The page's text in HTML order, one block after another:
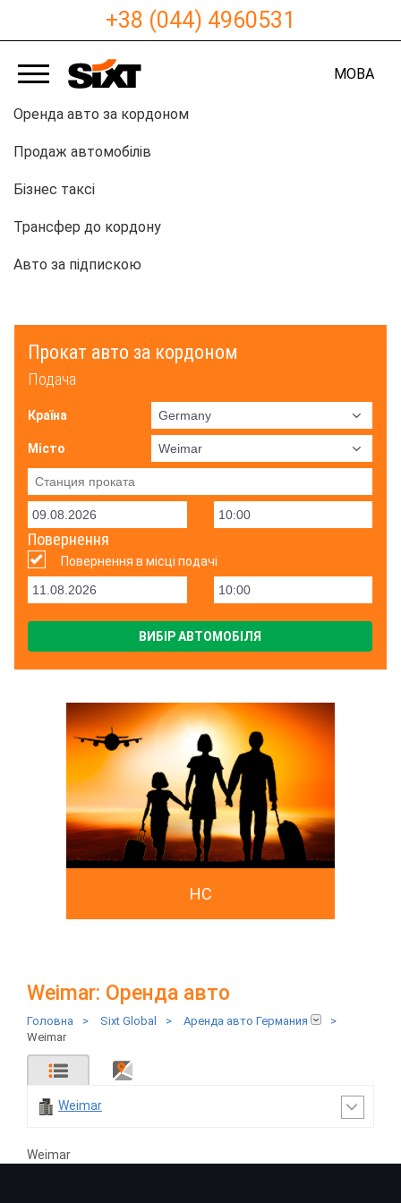
+38 (044) 4960531
МОВА
Оренда авто за кордоном
Продаж автомобілів
Бізнес таксі
Трансфер до кордону
Авто за підпискою
Прокат авто за кордоном
Подача
Країна
Місто
Повернення
Повернення в місці подачі
ВИБІР АВТОМОБІЛЯ
HC
Weimar: Оренда авто
Головна > Sixt Global > Аренда авто Германия
>
Weimar
Weimar
Weimar